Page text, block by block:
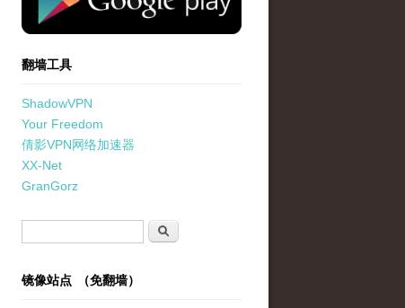
翻墙工具
ShadowVPN
Your Freedom
倩影VPN网络加速器
XX-Net
GranGorz
搜索
镜像站点 （免翻墙）